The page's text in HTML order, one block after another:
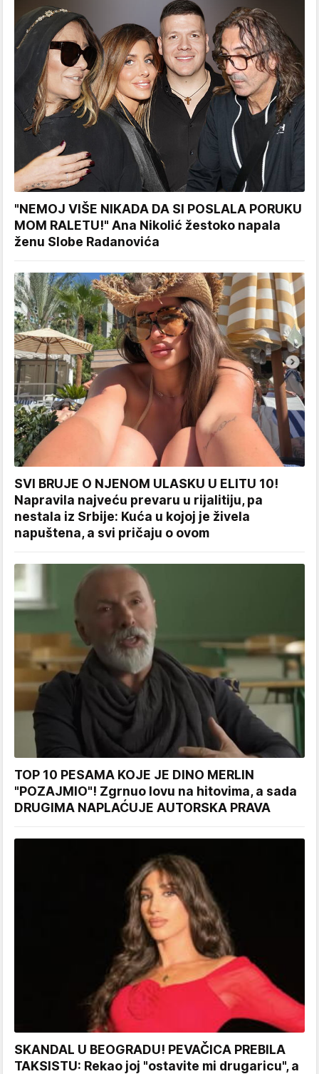
"NEMOJ VIŠE NIKADA DA SI POSLALA PORUKU
MOM RALETU!" Ana Nikolić žestoko napala
ženu Slobe Radanovića
SVI BRUJE O NJENOM ULASKU U ELITU 10!
Napravila najveću prevaru u rijalitiju, pa
nestala iz Srbije: Kuća u kojoj je živela
napuštena, a svi pričaju o ovom
TOP 10 PESAMA KOJE JE DINO MERLIN
"POZAJMIO"! Zgrnuo lovu na hitovima, a sada
DRUGIMA NAPLAĆUJE AUTORSKA PRAVA
SKANDAL U BEOGRADU! PEVAČICA PREBILA
TAKSISTU: Rekao joj "ostavite mi drugaricu", a